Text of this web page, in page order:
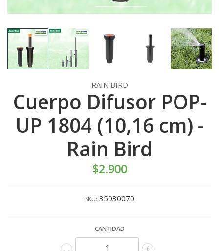
RAIN BIRD
Cuerpo Difusor POP-
UP 1804 (10,16 cm) -
Rain Bird
$2.900
SKU: 35030070
CANTIDAD
+
-